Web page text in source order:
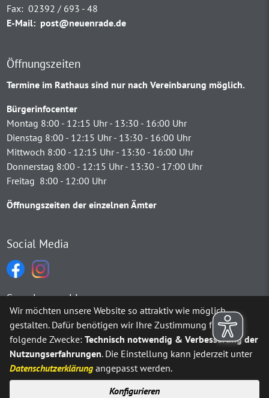
Fax: 02392 / 693 - 48
E-Mail: post@neuenrade.de
Öffnungszeiten
Termine im Rathaus sind nur nach Vereinbarung möglich.
Bürgerinfocenter
Montag 8:00 - 12:15 Uhr - 13:30 - 16:00 Uhr
Dienstag 8:00 - 12:15 Uhr - 13:30 - 16:00 Uhr
Mittwoch 8:00 - 12:15 Uhr - 13:30 - 16:00 Uhr
Donnerstag 8:00 - 12:15 Uhr - 13:30 - 17:00 Uhr
Freitag 8:00 - 12:00 Uhr
Öffnungszeiten der einzelnen Ämter
Social Media
Sprachauswahl
Möchten Sie vonGoogle Translate bereitgestellte externe
Ja Immer
Wir möchten unsere Website so attraktiv wie möglich
gestalten. Dafür benötigen wir Ihre Zustimmung für
folgende Zwecke:Technisch notwendig & Verbesserung der
Nutzungserfahrungen. Die Einstellung kann jederzeit unter
Datenschutzerklärung angepasst werden.
Konfigurieren